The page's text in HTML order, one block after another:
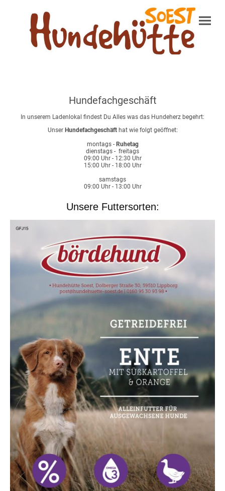
Hundefachgeschäft
In unserem Ladenlokal findest Du Alles was das Hundeherz begehrt:
Unser Hundefachgeschäfthat wie folgt geöffnet:
montags - Ruhetag
dienstags - freitags
09:00 Uhr - 12:30 Uhr
15:00 Uhr - 18:00 Uhr
samstags
09:00 Uhr - 13:00 Uhr
Unsere Futtersorten: